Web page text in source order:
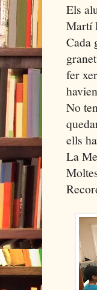
Els
Martí
Cada
fer
No
ells
La